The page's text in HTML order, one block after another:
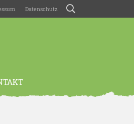
Datenschutz